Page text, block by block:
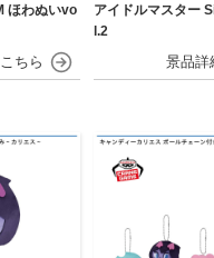
ほわぬいvo
アイドルマスター
l.2